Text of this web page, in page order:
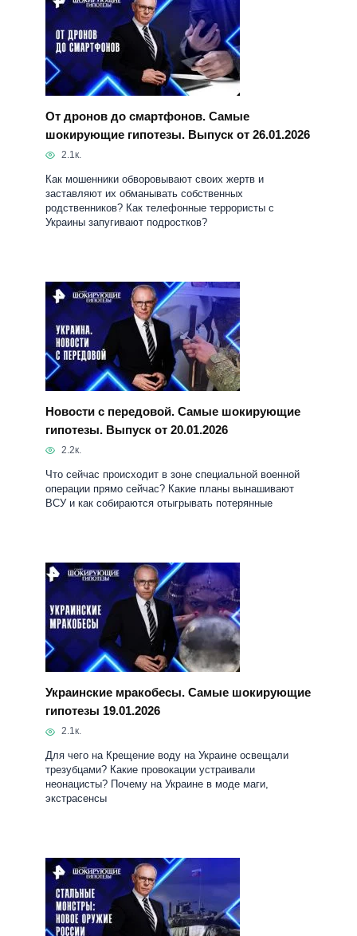
От дронов до смартфонов. Самые
шокирующие гипотезы. Выпуск от 26.01.2026
2.1к.
Как мошенники обворовывают своих жертв и
заставляют их обманывать собственных
Украины запугивают подростков?
Новости с передовой. Самые шокирующие
гипотезы. Выпуск от 20.01.2026
2.2к.
Что сейчас происходит в зоне специальной военной
операции прямо сейчас? Какие планы вынашивают
Украинские мракобесы. Самые шокирующие
гипотезы 19.01.2026
2.1к.
Для чего на Крещение воду на Украине освещали
трезубцами? Какие провокации устраивали
экстрасенсы
Стальные монстры России. Самые
шокирующие гипотезы. Выпуск от 18.12.2025
2.5к.